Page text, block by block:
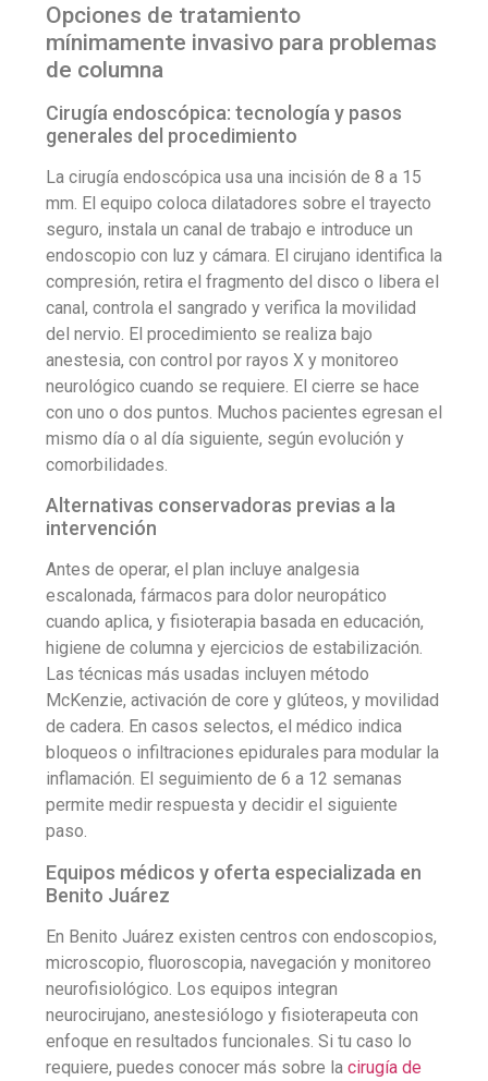
Opciones de tratamiento
mínimamente invasivo para problemas
de columna
Cirugía endoscópica: tecnología y pasos
generales del procedimiento
La cirugía endoscópica usa una incisión de 8 a 15
mm. El equipo coloca dilatadores sobre el trayecto
seguro, instala un canal de trabajo e introduce un
endoscopio con luz y cámara. El cirujano identifica la
compresión, retira el fragmento del disco o libera el
canal, controla el sangrado y verifica la movilidad
del nervio. El procedimiento se realiza bajo
anestesia, con control por rayos X y monitoreo
neurológico cuando se requiere. El cierre se hace
con uno o dos puntos. Muchos pacientes egresan el
mismo día o al día siguiente, según evolución y
comorbilidades.
Alternativas conservadoras previas a la
intervención
Antes de operar, el plan incluye analgesia
escalonada, fármacos para dolor neuropático
cuando aplica, y fisioterapia basada en educación,
higiene de columna y ejercicios de estabilización.
Las técnicas más usadas incluyen método
McKenzie, activación de core y glúteos, y movilidad
de cadera. En casos selectos, el médico indica
bloqueos o infiltraciones epidurales para modular la
inflamación. El seguimiento de 6 a 12 semanas
permite medir respuesta y decidir el siguiente
paso.
Equipos médicos y oferta especializada en
Benito Juárez
En Benito Juárez existen centros con endoscopios,
microscopio, fluoroscopia, navegación y monitoreo
neurofisiológico. Los equipos integran
neurocirujano, anestesiólogo y fisioterapeuta con
enfoque en resultados funcionales. Si tu caso lo
requiere, puedes conocer más sobre la cirugía de